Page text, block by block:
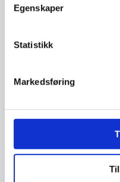
Egenskaper
Statistikk
Markedsføring
Du mottar
post du ikke
eller lignende.
bankkonti, og
ukjente